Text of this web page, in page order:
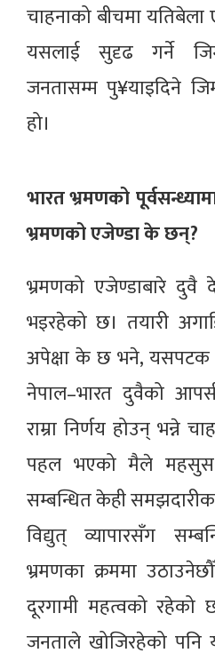
चाहनाको बीचमा
यसलाई सुदृढ गर्ने
जनतासम्म पु¥याइदिने
हो।
भारत भ्रमणको
भ्रमणको एजेण्डा के छन्?
भ्रमणको एजेण्डाबारे
भइरहेको छ। तयारी
अपेक्षा के छ भने, यसपटक
नेपाल–भारत दुवैको
राम्रा निर्णय होउन् भन्ने
पहल भएको मैले
सम्बन्धित केही
विद्युत् व्यापारसँग
भ्रमणका क्रममा
दूरगामी महत्वको रहेको
जनताले खोजिरहेको पनि